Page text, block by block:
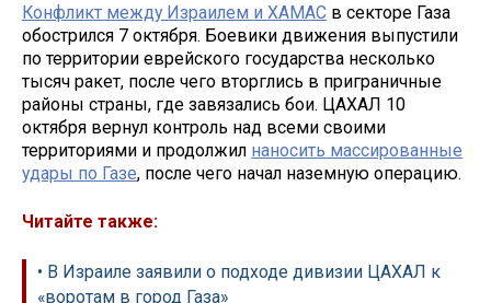
Конфликт между Израилем и ХАМАС в секторе Газа
обострился 7 октября. Боевики движения выпустили
по территории еврейского государства несколько
тысяч ракет, после чего вторглись в приграничные
районы страны, где завязались бои. ЦАХАЛ 10
октября вернул контроль над всеми своими
территориями и продолжил наносить массированные
удары по Газе, после чего начал наземную операцию.
Читайте также:
• В Израиле заявили о подходе дивизии ЦАХАЛ к
«воротам в город Газа»